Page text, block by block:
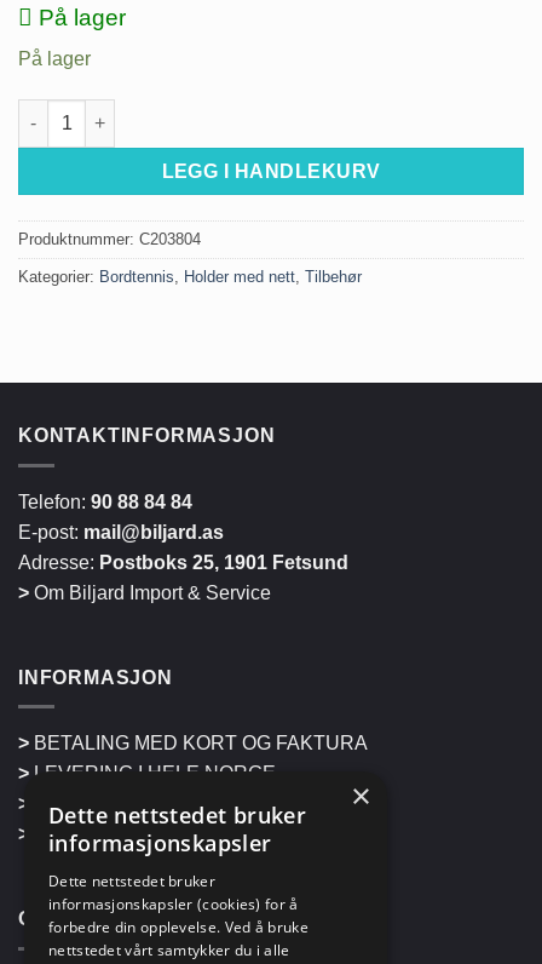
På lager
På lager
Holder med nett- Primo antall
LEGG I HANDLEKURV
Produktnummer: C203804
Kategorier: Bordtennis Holder med nett Tilbehør
KONTAKTINFORMASJON
Telefon: 90 88 84 84
E-post: mail@biljard.as
Adresse: Postboks 25, 1901 Fetsund
> Om Biljard Import & Service
INFORMASJON
> BETALING MED KORT OG FAKTURA
> LEVERING I HELE NORGE
>
RETUR
>
HENTING PÅ LAGER
OM CORNILLEAU
×
Dette nettstedet bruker
informasjonskapsler
Dette nettstedet bruker
informasjonskapsler (cookies) for å
forbedre din opplevelse. Ved å bruke
nettstedet vårt samtykker du i alle